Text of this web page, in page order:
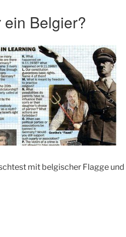
ein Belgier?
mit belgischer Flagge